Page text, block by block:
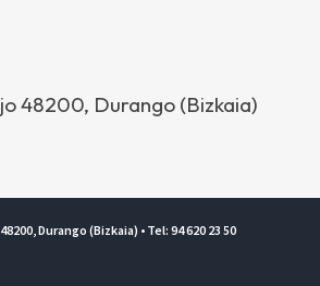
48200, Durango (Bizkaia)
Durango (Bizkaia) • Tel: 94 620 23 50